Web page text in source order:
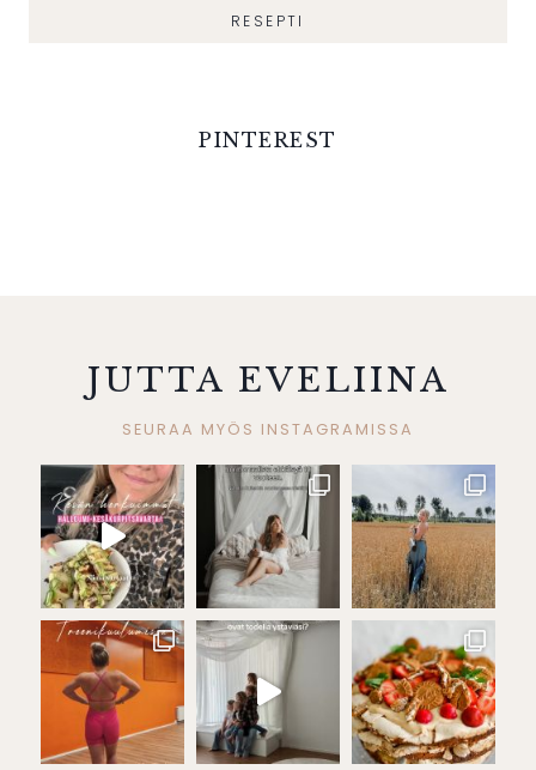
RESEPTI
PINTEREST
JUTTA EVELIINA
SEURAA MYÖS INSTAGRAMISSA